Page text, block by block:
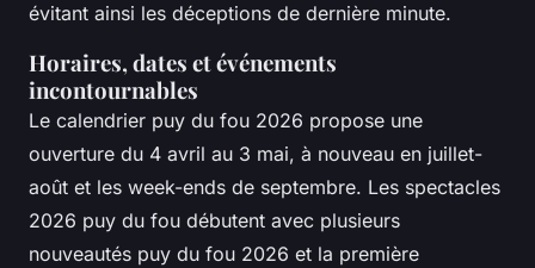
évitant ainsi les déceptions de dernière minute.
Horaires, dates et événements
incontournables
Le calendrier puy du fou 2026 propose une
ouverture du 4 avril au 3 mai, à nouveau en juillet-
août et les week-ends de septembre. Les spectacles
2026 puy du fou débutent avec plusieurs
nouveautés puy du fou 2026 et la première